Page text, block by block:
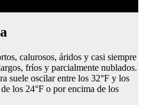
calurosos, áridos y casi siempre
fríos y parcialmente nublados.
suele oscilar entre los 32°F y los
los 24°F o por encima de los